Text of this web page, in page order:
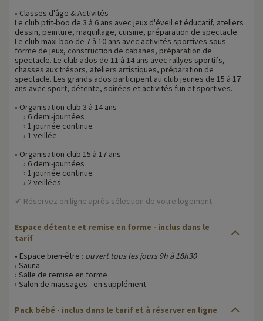
• Classes d'âge & Activités
Le club ptit-boo de 3 à 6 ans avec jeux d'éveil et éducatif, ateliers
dessin, peinture, maquillage, cuisine, préparation de spectacle.
Le club maxi-boo de 7 à 10 ans avec activités sportives sous
forme de jeux, construction de cabanes, préparation de
spectacle. Le club ados de 11 à 14 ans avec rallyes sportifs,
chasses aux trésors, ateliers artistiques, préparation de
spectacle. Les grands ados participent au club jeunes de 15 à 17
ans avec sport, détente, soirées et activités fun et sportives.
• Organisation club 3 à 14 ans
› 6 demi-journées
› 1 journée continue
› 1 veillée
• Organisation club 15 à 17 ans
› 6 demi-journées
› 1 journée continue
› 2 veillées
✔ Réservez en ligne après sélection de votre logement
Espace détente et remise en forme - inclus dans le
tarif
• Espace bien-être : ouvert tous les jours 9h à 18h30
› Sauna
› Salle de remise en forme
› Salon de massages - en supplément
Pack bébé - inclus dans le tarif et à réserver en ligne